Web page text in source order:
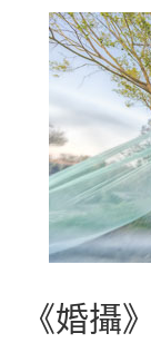
《婚攝